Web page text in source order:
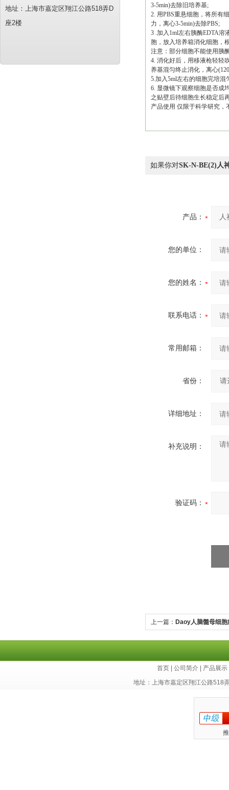
地址：上海市嘉定区翔江公路518弄D
座2楼
3-5min)去除旧培养基;
2. 用PBS重悬细胞，将所有
力，离心3-5min)去除PBS;
3 .加入1ml左右胰酶EDTA溶
胞，放入培养箱消化细胞，
注意：部分细胞不能使用胰
4. 消化好后，用移液枪轻轻
养基混匀终止消化，离心
5.加入5ml左右的细胞完培
6. 显微镜下观察细胞是否成
之贴壁后待细胞生长稳定后
产品使用 仅限于科学研究
如果你对SK-N-BE(2)人
产品：
您的单位：
您的姓名：
联系电话：
常用邮箱：
省份：
详细地址：
补充说明：
验证码：
上一篇： Daoy人脑髓母细胞
首页 公司简介 产品展示
地址：上海市嘉定区翔江公路518